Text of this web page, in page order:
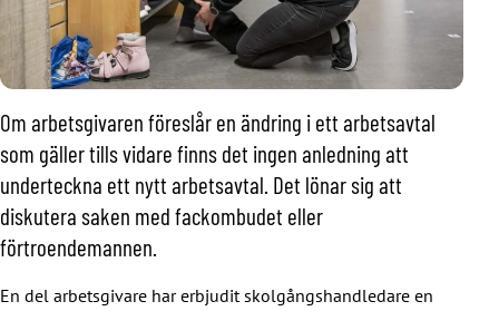
Om arbetsgivaren föreslår en ändring i ett arbetsavtal
som gäller tills vidare finns det ingen anledning att
underteckna ett nytt arbetsavtal. Det lönar sig att
diskutera saken med fackombudet eller
förtroendemannen.
En del arbetsgivare har erbjudit skolgångshandledare en